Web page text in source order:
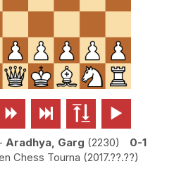
   
Aradhya, Garg 2230
0-1
Chess Tourna 2017.??.??